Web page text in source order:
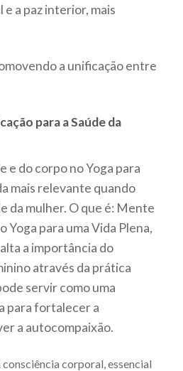
a paz interior, mais
para a Saúde da
e do corpo no Yoga para
mais relevante quando
da mulher. O que é: Mente
Yoga para uma Vida Plena,
a importância do
através da prática
servir como uma
para fortalecer a
a autocompaixão.
corporal, essencial